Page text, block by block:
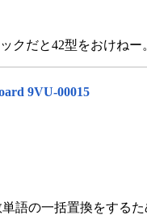
だと42型をおけねー
9VU-00015
語の一括置換をする